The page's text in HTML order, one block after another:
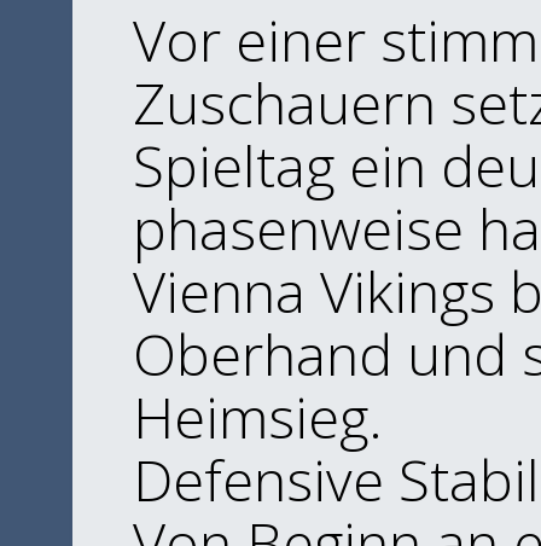
Vor einer
Zuschauern
Spieltag ein
phasenweise
Vienna Vikings
Oberhand und
Heimsieg.
​Defensive